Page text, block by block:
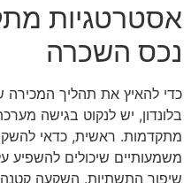
אסטרטגיות
נכס השכרה
כדי להאיץ את תהליך
בלונדון, יש לנקוט בגישה
מתקדמות. ראשית, כדאי
משמעותיים שיכולים להשפיע
שיפור התשתיות. השקעה קטנה